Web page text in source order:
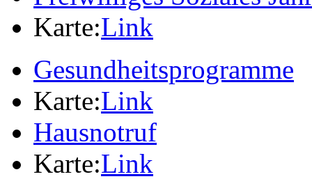
Karte:Link
Gesundheitsprogramme
Karte:Link
Hausnotruf
Karte:Link